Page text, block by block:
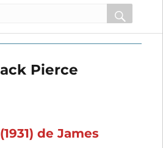
OK
Pierce
de James